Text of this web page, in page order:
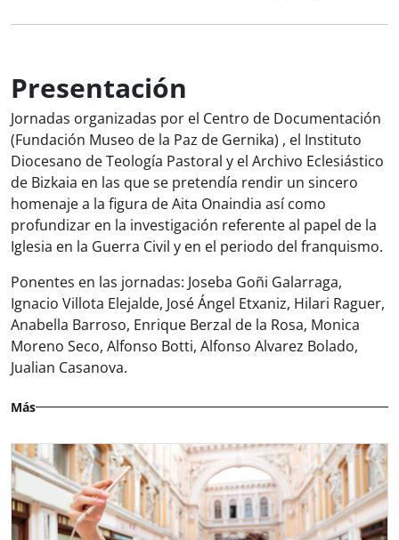
Presentación
Jornadas organizadas por el Centro de Documentación
(Fundación Museo de la Paz de Gernika) , el Instituto
Diocesano de Teología Pastoral y el Archivo Eclesiástico
de Bizkaia en las que se pretendía rendir un sincero
homenaje a la figura de Aita Onaindia así como
profundizar en la investigación referente al papel de la
Iglesia en la Guerra Civil y en el periodo del franquismo.
Ponentes en las jornadas: Joseba Goñi Galarraga,
Ignacio Villota Elejalde, José Ángel Etxaniz, Hilari Raguer,
Anabella Barroso, Enrique Berzal de la Rosa, Monica
Moreno Seco, Alfonso Botti, Alfonso Alvarez Bolado,
Jualian Casanova.
Más